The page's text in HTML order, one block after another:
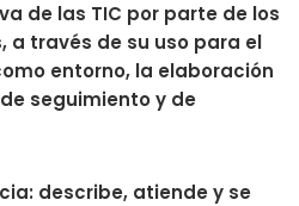
de las TIC por parte de los
a través de su uso para el
entorno, la elaboración
seguimiento y de
describe, atiende y se